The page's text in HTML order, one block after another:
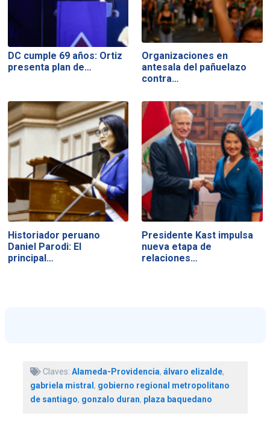
DC cumple 69 años: Ortiz
presenta plan de…
Organizaciones en
antesala del pañuelazo
contra…
Historiador peruano
Daniel Parodi: El
principal…
Presidente Kast impulsa
nueva etapa de
relaciones…
Claves: Alameda-Providencia, álvaro elizalde,
gabriela mistral , gobierno regional metropolitano
de santiago, gonzalo duran, plaza baquedano